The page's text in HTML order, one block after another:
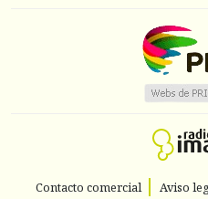
Contacto comercial Aviso